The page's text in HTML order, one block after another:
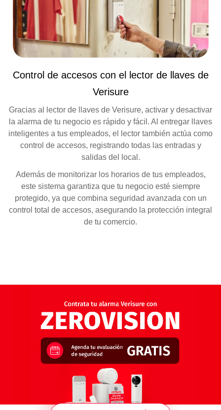
Control de accesos con el lector de llaves de
Verisure
Gracias al lector de llaves de Verisure, activar y desactivar
la alarma de tu negocio es rápido y fácil. Al entregar llaves
inteligentes a tus empleados, el lector también actúa como
control de accesos, registrando todas las entradas y
salidas del local.
Además de monitorizar los horarios de tus empleados,
este sistema garantiza que tu negocio esté siempre
protegido, ya que combina seguridad avanzada con un
control total de accesos, asegurando la protección integral
de tu comercio.